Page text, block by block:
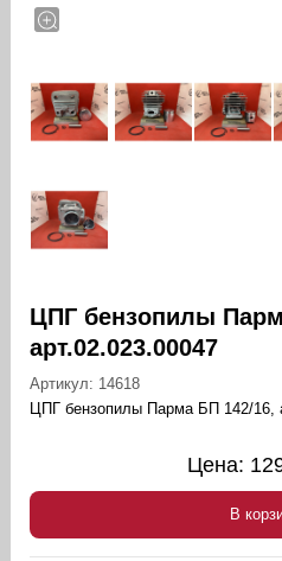
ЦПГ бензопилы
арт.02.023.00047
Артикул: 14618
ЦПГ бензопилы Парма БП 142/16,
Цена:
В